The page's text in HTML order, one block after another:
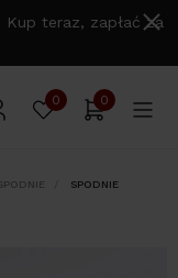
teraz, zapłać za
0 0
SPODNIE